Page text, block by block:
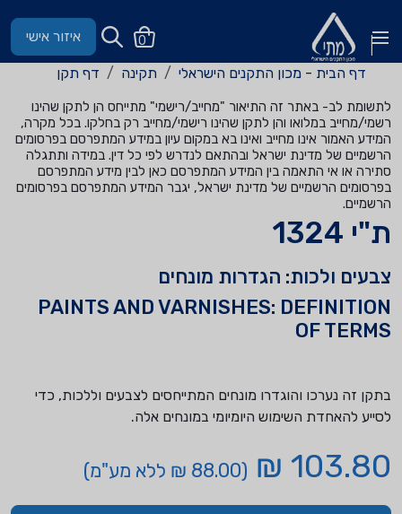
0 איזור אישי
דף הבית - מכון התקנים הישראלי תקינה דף תקן
לתשומת לב- באתר זה התיאור "מחייב/רישמי" מתייחס הן לתקן שהינו
רשמי/מחייב במלואו והן לתקן שהינו רישמי/מחייב רק בחלקו. בכל מקרה,
המידע האמור אינו מחייב ואינו בא במקום עיון במידע המתפרסם בפרסומים
הרשמיים של מדינת ישראל ובהתאם לנדרש לפי כל דין. במידה ותתגלה
סתירה או אי התאמה בין המידע המתפרסם כאן לבין מידע המתפרסם
בפרסומים הרשמיים של מדינת ישראל, יגבר המידע המתפרסם בפרסומים
הרשמיים.
ת"י 1324
צבעים ולכות: הגדרות מונחים
PAINTS AND VARNISHES: DEFINITION
OF TERMS
בתקן זה נערכו והוגדרו מונחים המתייחסים לצבעים וללכות, כדי
לסייע להאחדת השימוש היומיומי במונחים אלה.
103.80 ₪ (88.00 ₪ ללא מע"מ)